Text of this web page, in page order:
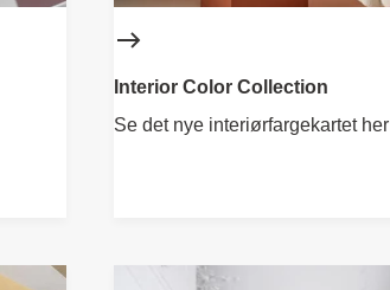
Interior Color Collection
Se det nye interiørfargekartet her